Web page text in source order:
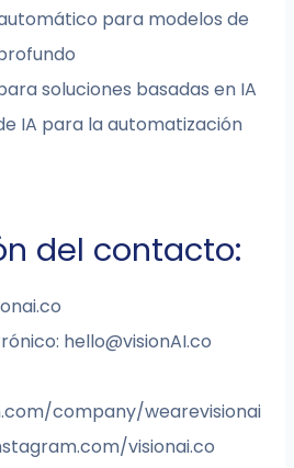
para modelos de
soluciones basadas en IA
IA para la automatización
del contacto:
hello@visionAI.co
company/wearevisionai
visionai.co